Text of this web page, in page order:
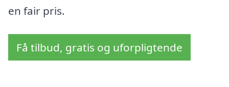
en fair pris.
Få tilbud, gratis og uforpligtende